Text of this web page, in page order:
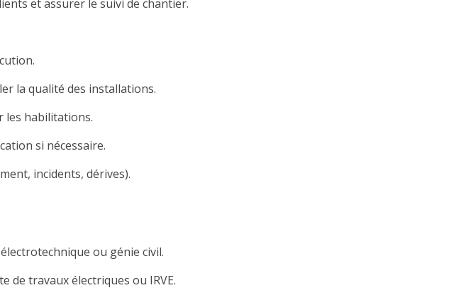
et assurer le suivi de chantier.
la qualité des installations.
les habilitations.
si nécessaire.
incidents, dérives).
ou génie civil.
de travaux électriques ou IRVE.